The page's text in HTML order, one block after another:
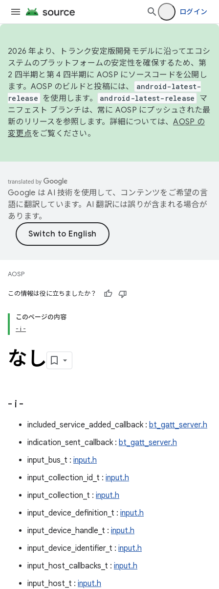
ログイン
2026 年より、トランク安定版開発モデルに沿ってエコシ
ステムのプラットフォームの安定性を確保するため、第
2 四半期と第 4 四半期に AOSP にソースコードを公開し
ます。AOSP のビルドと投稿には、
android-latest-
release
を使用します。 android-latest-release
マ
ニフェスト ブランチは、常に AOSP にプッシュされた最
新のリリースを参照します。詳細については、AOSP の
変更点をご覧ください。
Google は AI 技術を使用して、コンテンツをご希望の言
語に翻訳しています。AI 翻訳には誤りが含まれる場合が
あります。
AOSP
この情報は役に立ちましたか？
このページの内容
- i -
なし
- i -
included_service_added_callback : bt_gatt_server.h
indication_sent_callback : bt_gatt_server.h
input_bus_t : input.h
input_collection_id_t : input.h
input_collection_t : input.h
input_device_definition_t : input.h
input_device_handle_t : input.h
input_device_identifier_t : input.h
input_host_callbacks_t : input.h
input_host_t : input.h